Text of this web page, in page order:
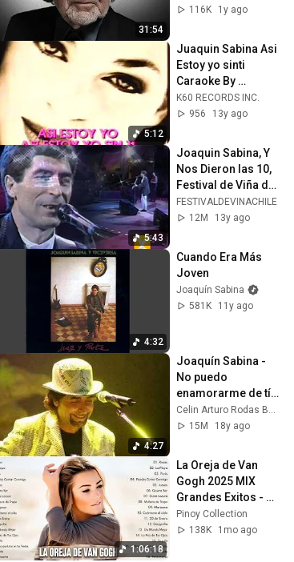
31:54
sospechábamos
116K
1y ago
5:12
Juaquin Sabina Asi
Estoy yo sinti
Caraoke By
Breo.Com
K60 RECORDS INC.
956
13y ago
5:43
Joaquin Sabina, Y
Nos Dieron las 10,
Festival de Viña del
Mar 1993
FESTIVALDEVINACHILE
12M
13y ago
4:32
Cuando Era Más
Joven
Joaquín Sabina
581K
11y ago
4:27
Joaquín Sabina -
No puedo
enamorarme de tí-
Canto
15M
18y ago
1:06:18
La Oreja de Van
Gogh 2025 MIX
Grandes Exitos -
Rosas, La Playa,
Jueves, Puedes
Pinoy Collection
138K
1mo ago